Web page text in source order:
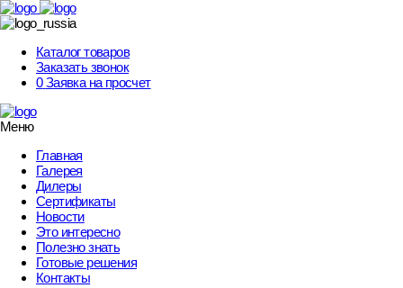
Skip
to
Каталог товаров
Заказать звонок
0 Заявка на просчет
Меню
Главная
Галерея
Дилеры
Сертификаты
Новости
Это интересно
Полезно знать
Готовые решения
Контакты